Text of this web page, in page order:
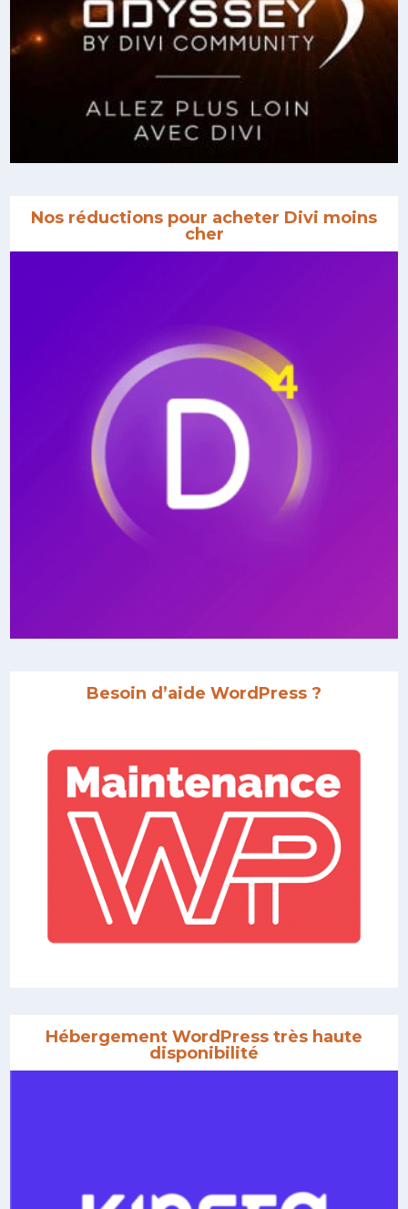
Nos réductions pour acheter Divi moins
cher
Besoin d’aide WordPress ?
Hébergement WordPress très haute
disponibilité